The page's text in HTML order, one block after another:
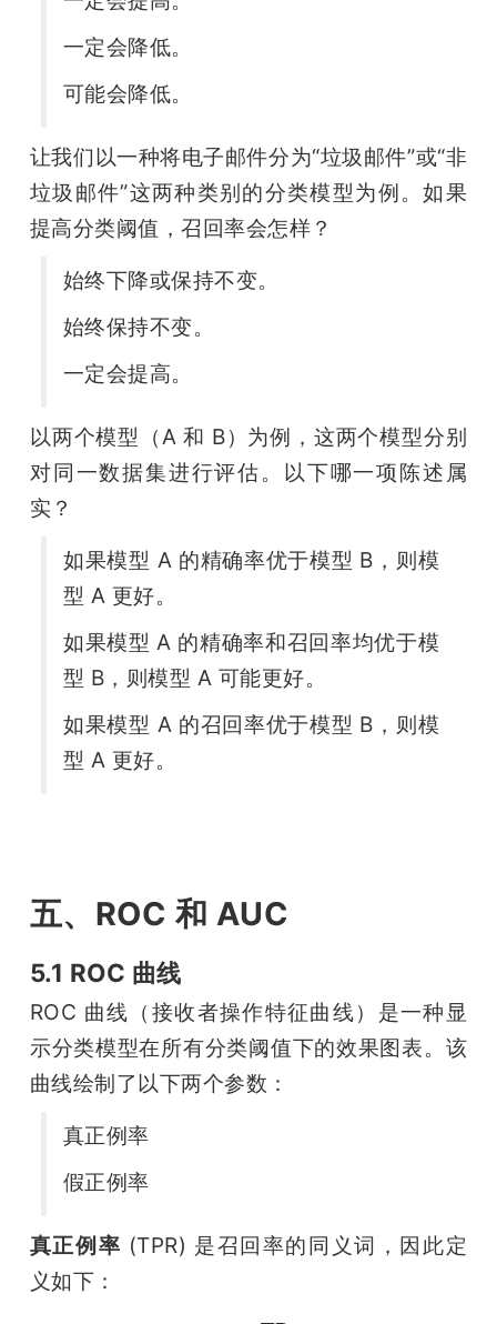
一定会降低。
可能会降低。
让我们以一种将电子邮件分为“垃圾邮件”或“非
垃圾邮件”这两种类别的分类模型为例。如果
提高分类阈值，召回率会怎样？
始终下降或保持不变。
始终保持不变。
一定会提高。
以两个模型（A 和 B）为例，这两个模型分别
对同一数据集进行评估。以下哪一项陈述属
实？
如果模型 A 的精确率优于模型 B，则模
型 A 更好。
如果模型 A 的精确率和召回率均优于模
型 B，则模型 A 可能更好。
如果模型 A 的召回率优于模型 B，则模
型 A 更好。
五、ROC 和 AUC
5.1 ROC 曲线
ROC 曲线（接收者操作特征曲线）是一种显
示分类模型在所有分类阈值下的效果图表。该
曲线绘制了以下两个参数：
真正例率
假正例率
真正例率 (TPR) 是召回率的同义词，因此定
义如下：